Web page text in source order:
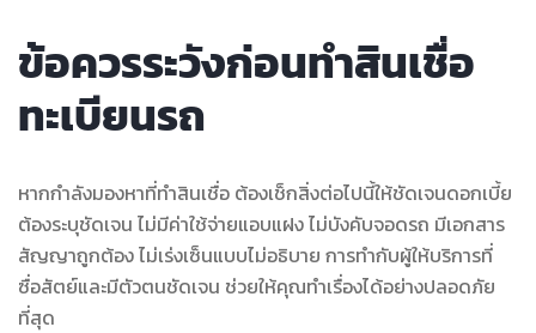
ข้อควรระวังก่อนทำสินเชื่อ
ทะเบียนรถ
หากกำลังมองหาที่ทำสินเชื่อ ต้องเช็กสิ่งต่อไปนี้ให้ชัดเจนดอกเบี้ย
ต้องระบุชัดเจน ไม่มีค่าใช้จ่ายแอบแฝง ไม่บังคับจอดรถ มีเอกสาร
สัญญาถูกต้อง ไม่เร่งเซ็นแบบไม่อธิบาย การทำกับผู้ให้บริการที่
ซื่อสัตย์และมีตัวตนชัดเจน ช่วยให้คุณทำเรื่องได้อย่างปลอดภัย
ที่สุด